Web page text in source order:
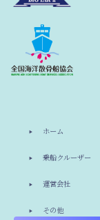
ホーム
乗船クルーザー
運営会社
その他